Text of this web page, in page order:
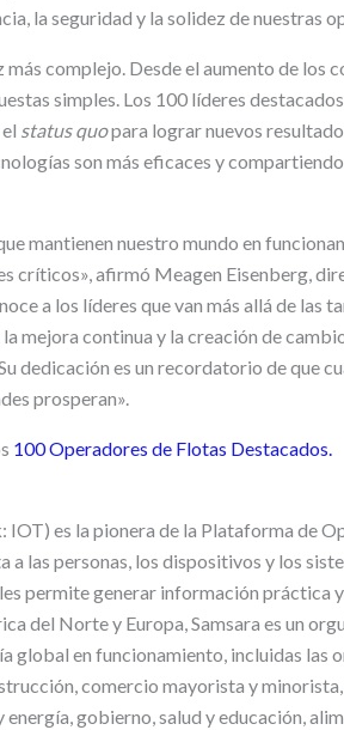
la seguridad y la solidez de nuestras
complejo. Desde el aumento de los
simples. Los 100 líderes
status quopara lograr nuevos
son más eficaces y
mantienen nuestro mundo en
críticos», afirmó Meagen Eisenberg,
a los líderes que van más allá de las
mejora continua y la creación de
dedicación es un recordatorio de que
prosperan».
100 Operadores de Flotas Destacados.
IOT) es la pionera de la Plataforma de
las personas, los dispositivos y los
permite generar información práctica
del Norte y Europa, Samsara es un
global en funcionamiento, incluidas las
comercio mayorista y
gobierno, salud y educación,